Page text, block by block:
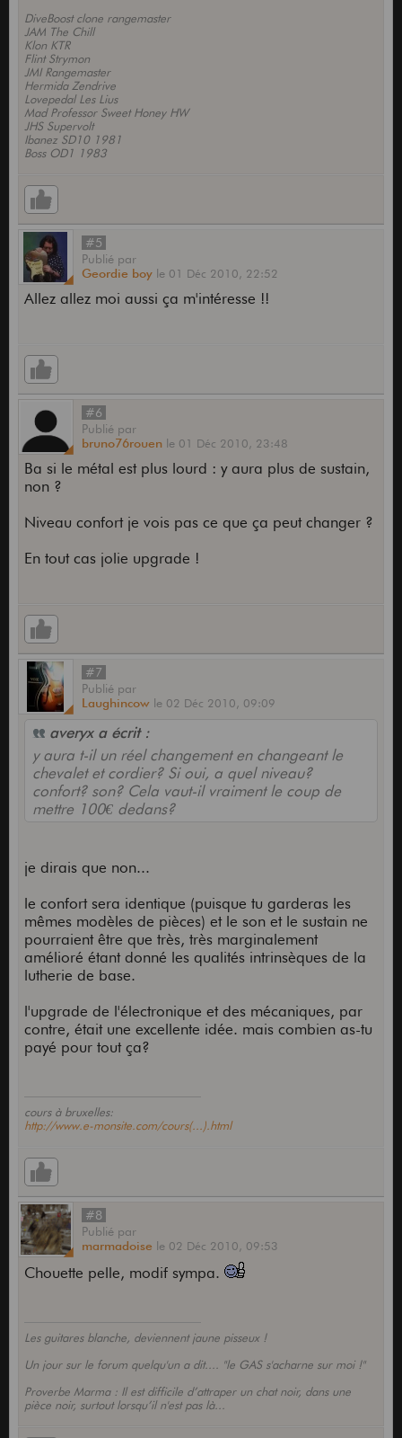
DiveBoost clone rangemaster
JAM The Chill
Klon KTR
Flint Strymon
JMI Rangemaster
Hermida Zendrive
Lovepedal Les Lius
Mad Professor Sweet Honey HW
JHS Supervolt
Ibanez SD10 1981
Boss OD1 1983
#5
Publié par
Geordie boy le 01 Déc 2010, 22:52
Allez allez moi aussi ça m'intéresse !!
#6
Publié par
bruno76rouen le 01 Déc 2010, 23:48
Ba si le métal est plus lourd : y aura plus de sustain,
non ?
Niveau confort je vois pas ce que ça peut changer ?
En tout cas jolie upgrade !
#7
Publié par
Laughincow le 02 Déc 2010, 09:09
averyx a écrit :
y aura t-il un réel changement en changeant le
chevalet et cordier? Si oui, a quel niveau?
confort? son? Cela vaut-il vraiment le coup de
mettre 100€ dedans?
je dirais que non...
le confort sera identique (puisque tu garderas les
mêmes modèles de pièces) et le son et le sustain ne
pourraient être que très, très marginalement
amélioré étant donné les qualités intrinsèques de la
lutherie de base.
l'upgrade de l'électronique et des mécaniques, par
contre, était une excellente idée. mais combien as-tu
payé pour tout ça?
cours à bruxelles:
http://www.e-monsite.com/cours(...).html
#8
Publié par
marmadoise le 02 Déc 2010, 09:53
Chouette pelle, modif sympa.
Les guitares blanche, deviennent jaune pisseux !
Un jour sur le forum quelqu'un a dit.... "le GAS s'acharne sur moi !"
Proverbe Marma : Il est difficile d’attraper un chat noir, dans une
pièce noir, surtout lorsqu’il n'est pas là...